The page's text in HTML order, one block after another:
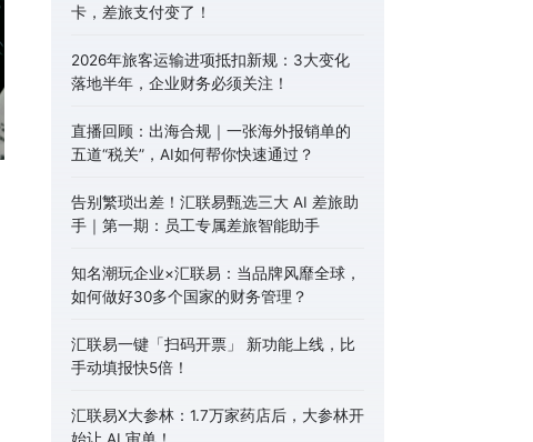
卡，差旅支付变了！
2026年旅客运输进项抵扣新规：3大变化
落地半年，企业财务必须关注！
直播回顾：出海合规｜一张海外报销单的
五道“税关”，AI如何帮你快速通过？
告别繁琐出差！汇联易甄选三大 AI 差旅助
手｜第一期：员工专属差旅智能助手
知名潮玩企业×汇联易：当品牌风靡全球，
如何做好30多个国家的财务管理？
汇联易一键「扫码开票」 新功能上线，比
手动填报快5倍！
汇联易X大参林：1.7万家药店后，大参林开